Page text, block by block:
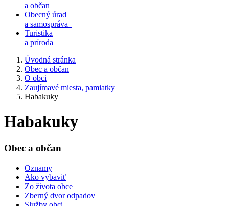
a občan
Obecný úrad
a samospráva
Turistika
a príroda
Úvodná stránka
Obec a občan
O obci
Zaujímavé miesta, pamiatky
Habakuky
Habakuky
Obec a občan
Oznamy
Ako vybaviť
Zo života obce
Zberný dvor odpadov